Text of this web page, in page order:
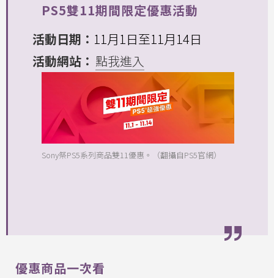
PS5雙11期間限定優惠活動
活動日期： 11月1日至11月14日
活動網站： 點我進入
Sony祭PS5系列商品雙11優惠。（翻攝自PS5官網）
優惠商品一次看